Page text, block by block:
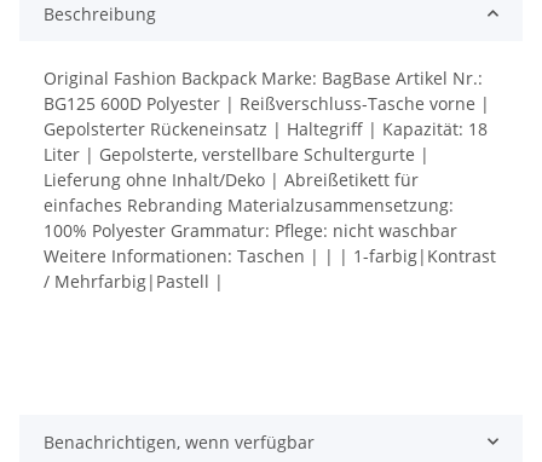
Beschreibung
Original Fashion Backpack Marke: BagBase Artikel Nr.:
BG125 600D Polyester | Reißverschluss-Tasche vorne |
Gepolsterter Rückeneinsatz | Haltegriff | Kapazität: 18
Liter | Gepolsterte, verstellbare Schultergurte |
Lieferung ohne Inhalt/Deko | Abreißetikett für
einfaches Rebranding Materialzusammensetzung:
100% Polyester Grammatur: Pflege: nicht waschbar
Weitere Informationen: Taschen | | | 1-farbig|Kontrast
/ Mehrfarbig|Pastell |
Benachrichtigen, wenn verfügbar